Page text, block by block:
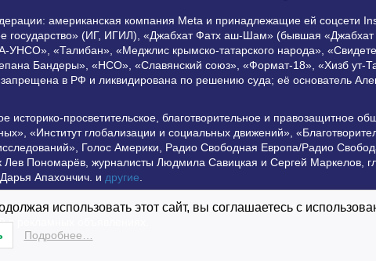
американская компания Meta и принадлежащие ей соцсети
государство» (ИГ, ИГИЛ), «Джабхат Фатх аш-Шам» (бывшая «Джабхат
«Талибан», «Меджлис крымско-татарского народа»,
Бандеры», «НСО», «Славянский союз», «Формат-18», «Хизб ут-
в РФ и ликвидирована по решению суда; её основатель
просветительское, благотворительное и правозащитное
«Институт глобализации и социальных движений»,
Голос Америки, Радио Свободная Европа/Радио
Пономарёв, журналисты Людмила Савицкая и Сергей Маркелов,
Апахончич. и другие
допустимо при условии наличия активной гиперссылки на Vesti.UZ.
в рекламных объявлениях.
использовать этот сайт, вы соглашаетесь с
Подробнее…